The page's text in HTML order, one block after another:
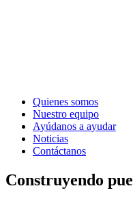
Quienes somos
Nuestro equipo
Ayúdanos a ayudar
Noticias
Contáctanos
Construyendo